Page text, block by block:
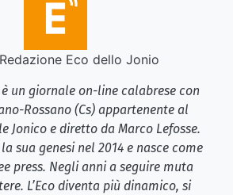
Redazione Eco dello Jonio
un giornale on-line calabrese con
Rossano (Cs) appartenente al
Jonico e diretto da Marco Lefosse.
sua genesi nel 2014 e nasce come
press. Negli anni a seguire muta
L’Eco diventa più dinamico, si